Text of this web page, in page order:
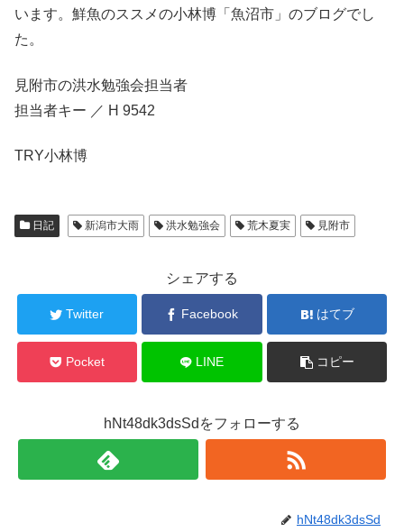
います。鮮魚のススメの小林博「魚沼市」のブログでし
た。
見附市の洪水勉強会担当者
担当者キー ／ H 9542
TRY小林博
日記 新潟市大雨 洪水勉強会 荒木夏実 見附市
シェアする
Twitter Facebook はてブ
Pocket LINE コピー
hNt48dk3dsSdをフォローする
hNt48dk3dsSd